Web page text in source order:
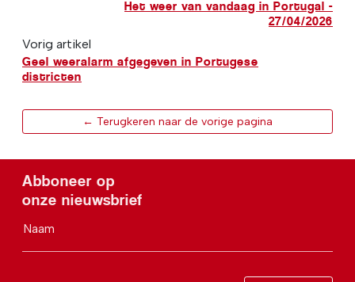
Het weer van vandaag in Portugal -
27/04/2026
Vorig artikel
Geel weeralarm afgegeven in Portugese
districten
← Terugkeren naar de vorige pagina
Abboneer op
onze nieuwsbrief
Naam